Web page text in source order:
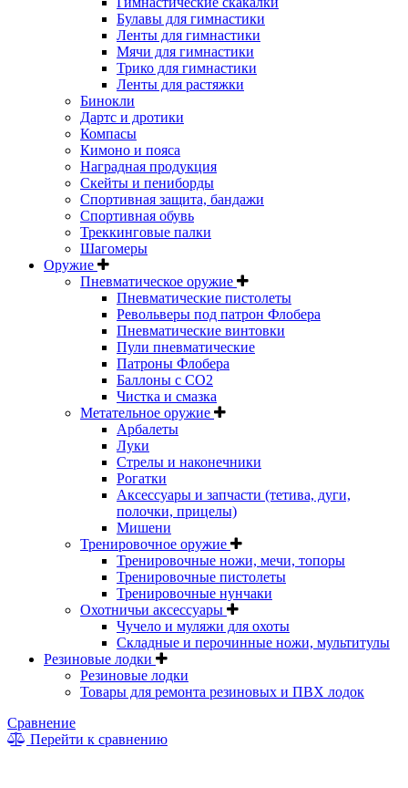
Булавы для гимнастики
Ленты для гимнастики
Мячи для гимнастики
Трико для гимнастики
Ленты для растяжки
Бинокли
Дартс и дротики
Компасы
Кимоно и пояса
Наградная продукция
Скейты и пениборды
Спортивная защита, бандажи
Спортивная обувь
Треккинговые палки
Шагомеры
Оружие
Пневматическое оружие
Пневматические пистолеты
Револьверы под патрон Флобера
Пневматические винтовки
Пули пневматические
Патроны Флобера
Баллоны с CO2
Чистка и смазка
Метательное оружие
Арбалеты
Луки
Стрелы и наконечники
Рогатки
Аксессуары и запчасти (тетива, дуги,
полочки, прицелы)
Мишени
Тренировочное оружие
Тренировочные ножи, мечи, топоры
Тренировочные пистолеты
Тренировочные нунчаки
Охотничьи аксессуары
Чучело и муляжи для охоты
Складные и перочинные ножи, мультитулы
Резиновые лодки
Резиновые лодки
Товары для ремонта резиновых и ПВХ лодок
Сравнение
Перейти к сравнению